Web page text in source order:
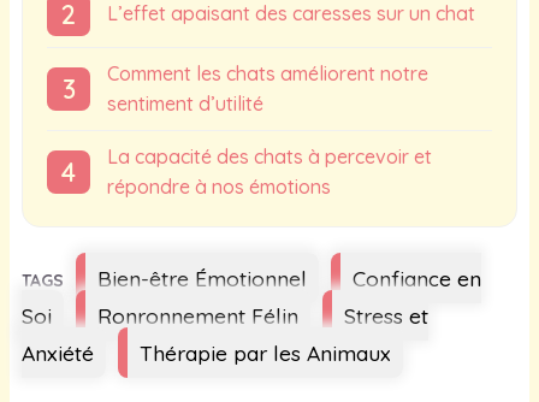
L’effet apaisant des caresses sur un chat
Comment les chats améliorent notre
sentiment d’utilité
La capacité des chats à percevoir et
répondre à nos émotions
Étiquettes
Bien-être Émotionnel
Confiance en
Soi
Ronronnement Félin
Stress et
Anxiété
Thérapie par les Animaux